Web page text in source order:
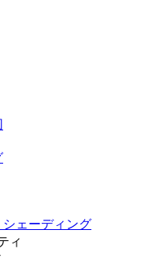
ェーディング
ィ